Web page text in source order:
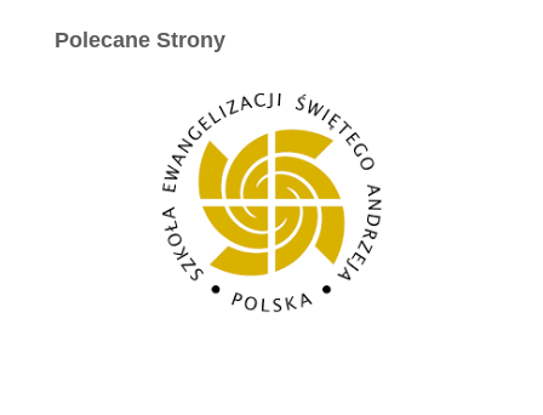
Polecane Strony